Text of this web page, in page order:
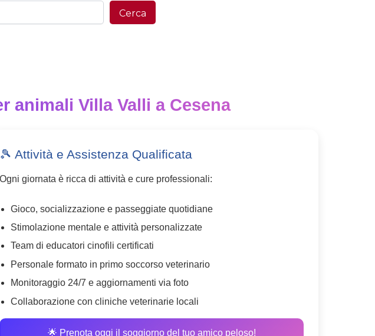
Cerca
animali Villa Valli a Cesena
🎾 Attività e Assistenza Qualificata
Ogni giornata è ricca di attività e cure professionali:
Gioco, socializzazione e passeggiate quotidiane
Stimolazione mentale e attività personalizzate
Team di educatori cinofili certificati
Personale formato in primo soccorso veterinario
Monitoraggio 24/7 e aggiornamenti via foto
Collaborazione con cliniche veterinarie locali
🌟 Prenota oggi il soggiorno del tuo amico peloso!